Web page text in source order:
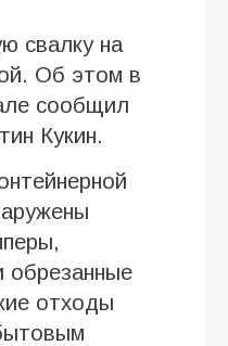
свалку на
Об этом в
сообщил
Кукин.
обрезанные
отходы